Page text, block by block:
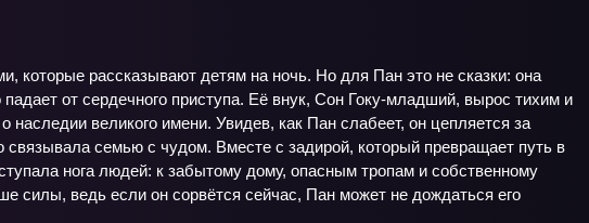
которые рассказывают детям на ночь. Но для Пан это не сказки: она
от сердечного приступа. Её внук, Сон Гоку-младший, вырос тихим и
великого имени. Увидев, как Пан слабеет, он цепляется за
семью с чудом. Вместе с задирой, который превращает путь в
нога людей: к забытому дому, опасным тропам и собственному
силы, ведь если он сорвётся сейчас, Пан может не дождаться его